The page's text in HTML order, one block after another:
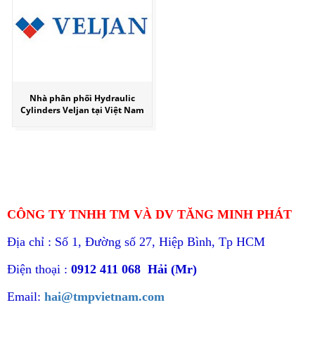
Nhà phân phối Hydraulic
Cylinders Veljan tại Việt Nam
CÔNG TY TNHH TM VÀ DV TĂNG MINH PHÁT
Địa chỉ : Số 1, Đường số 27, Hiệp Bình, Tp HCM
Điện thoại : 0912 411 068 Hải (Mr)
Email: hai@tmpvietnam.com